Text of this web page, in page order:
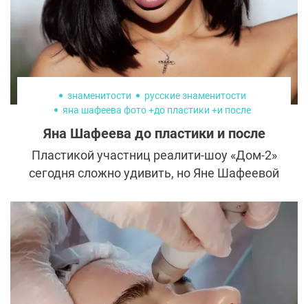
Милана Тюльпанова до и после пластики?
знаменитости
русские знаменитости
яна шафеева фото +до пластики +и после
Яна Шафеева до пластики и после
Пластикой участниц реалити-шоу «Дом-2»
сегодня сложно удивить, но Яне Шафеевой
оказались изменения. Одни считают, что
такие перемены во внешности явно к
лучшему, другие заявляют об излишней
искусственности.